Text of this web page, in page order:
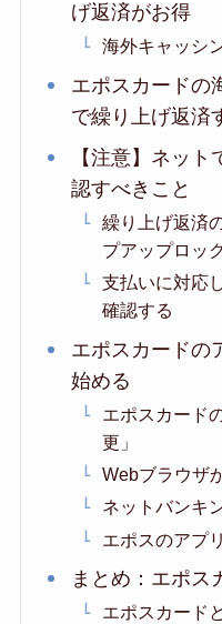
げ返済がお得
海外キャッシ
エポスカードの
で繰り上げ返済
【注意】ネッ
認すべきこと
繰り上げ返済
プアップロッ
支払いに対応
確認する
エポスカードの
始める
エポスカード
更」
Webブラウザ
ネットバンキ
エポスのアプ
まとめ：エポス
エポスカード